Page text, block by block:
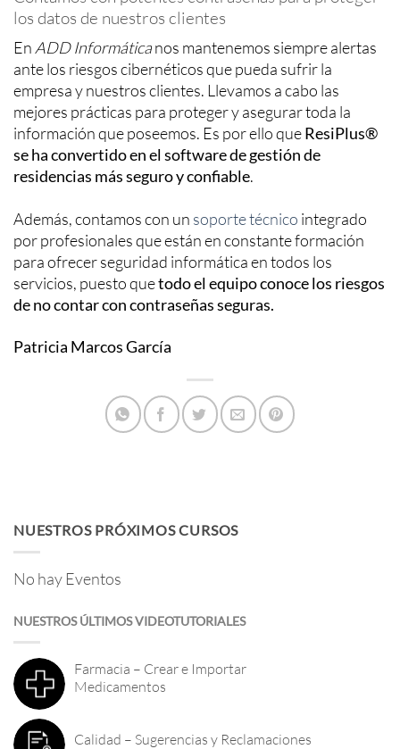
los datos de nuestros clientes
En ADD Informáticanos mantenemos siempre alertas
ante los riesgos cibernéticos que pueda sufrir la
empresa y nuestros clientes. Llevamos a cabo las
mejores prácticas para proteger y asegurar toda la
información que poseemos. Es por ello queResiPlus®
se ha convertido en el software de gestión de
residencias más seguro y confiable.
Además, contamos con un soporte técnico integrado
por profesionales que están en constante formación
para ofrecer seguridad informática en todos los
servicios, puesto quetodo el equipo conoce los riesgos
de no contar con contraseñas seguras.
Patricia Marcos García
NUESTROS PRÓXIMOS CURSOS
No hay Eventos
NUESTROS ÚLTIMOS VIDEOTUTORIALES
Farmacia – Crear e Importar
Medicamentos
Calidad – Sugerencias y Reclamaciones